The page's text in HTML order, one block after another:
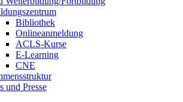
Bibliothek
Onlineanmeldung
ACLS-Kurse
E-Learning
CNE
und Presse